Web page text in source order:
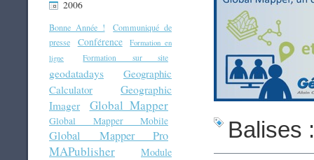
2006
Bonne Année !
Communiqué de
presse
Conférence
Formation en
ligne
Formation sur site
geodatadays
Geographic
Calculator
Geographic
Imager
Global Mapper
Global Mapper Mobile
Global Mapper Pro
MAPublisher
Module
Balises